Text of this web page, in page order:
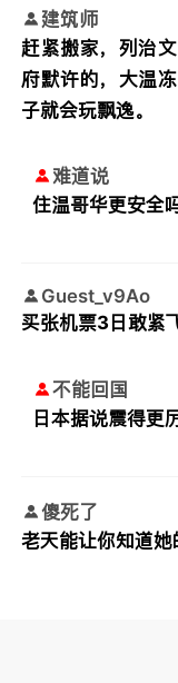
建筑师
赶紧搬家，列治
府默许的，大温
子就会玩飘逸。
难道说
住温哥华更安全
Guest_v9Ao
买张机票3日敢紧
不能回国
日本据说震得更
傻死了
老天能让你知道她